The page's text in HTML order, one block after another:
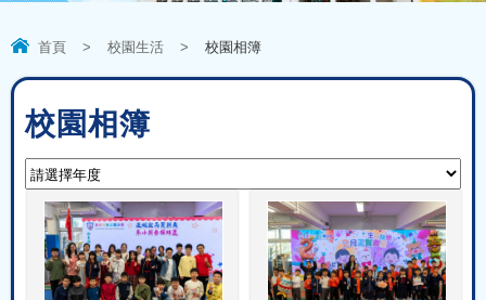
首頁 > 校園生活 > 校園相簿
校園相簿